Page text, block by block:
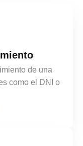
de una
como el DNI o